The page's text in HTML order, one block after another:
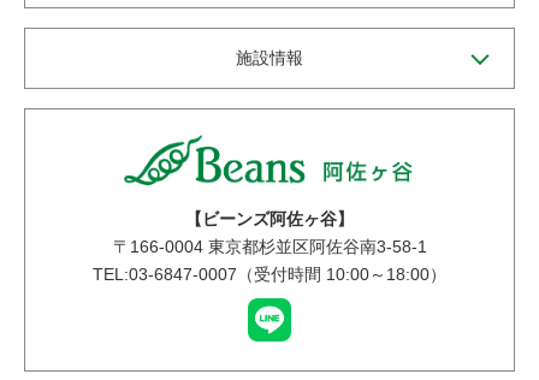
施設情報
【ビーンズ阿佐ヶ谷】
〒 166-0004東京都杉並区阿佐谷南3-58-1
TEL:03-6847-0007（受付時間 10:00～18:00）